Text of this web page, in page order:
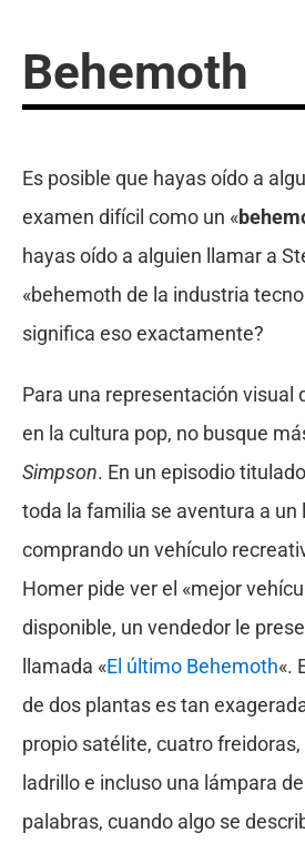
Behemoth
Es posible que hayas oído a
examen difícil como un «
hayas oído a alguien llamar a
«behemoth de la industria
significa eso exactamente?
Para una representación visual
en la cultura pop, no busque
Simpson. En un episodio
toda la familia se aventura a un
comprando un vehículo
Homer pide ver el «mejor
disponible, un vendedor le
llamada «El último Behemoth«.
de dos plantas es tan
propio satélite, cuatro
ladrillo e incluso una lámpara
palabras, cuando algo se